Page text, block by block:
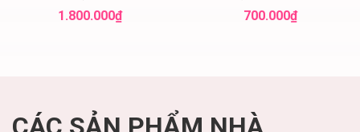
điện hoa hà nội
1.800.000₫
! Family flower hoa
700.000₫